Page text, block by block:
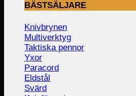
BÄSTSÄLJARE
Knivbrynen
Multiverktyg
Taktiska pennor
Yxor
Paracord
Eldstål
Svärd